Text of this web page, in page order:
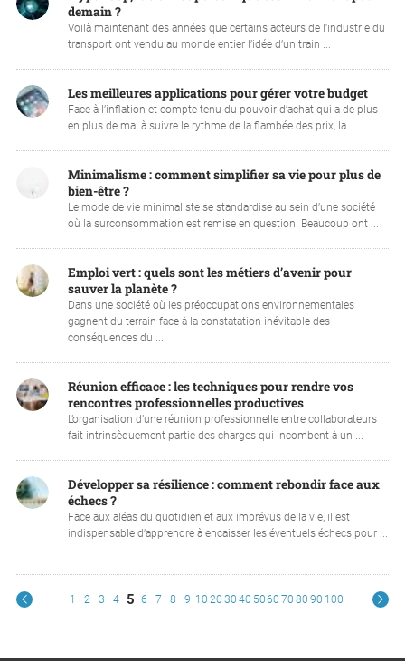
demain ?
Voilà maintenant des années que certains acteurs de l’industrie du
transport ont vendu au monde entier l’idée d’un train ...
Les meilleures applications pour gérer votre budget
Face à l’inflation et compte tenu du pouvoir d’achat qui a de plus
en plus de mal à suivre le rythme de la flambée des prix, la ...
Minimalisme : comment simplifier sa vie pour plus de
bien-être ?
Le mode de vie minimaliste se standardise au sein d’une société
où la surconsommation est remise en question. Beaucoup ont ...
Emploi vert : quels sont les métiers d’avenir pour
sauver la planète ?
Dans une société où les préoccupations environnementales
gagnent du terrain face à la constatation inévitable des
conséquences du ...
Réunion efficace : les techniques pour rendre vos
rencontres professionnelles productives
L’organisation d’une réunion professionnelle entre collaborateurs
fait intrinsèquement partie des charges qui incombent à un ...
Développer sa résilience : comment rebondir face aux
échecs ?
Face aux aléas du quotidien et aux imprévus de la vie, il est
indispensable d’apprendre à encaisser les éventuels échecs pour ...
1 2 3 4 5 6 7 8 9 10 20 30 40 5060 70 80 90 100